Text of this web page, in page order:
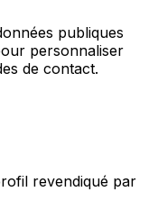
publiques
personnaliser
de contact.
revendiqué par